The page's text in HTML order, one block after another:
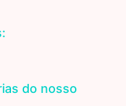
do nosso